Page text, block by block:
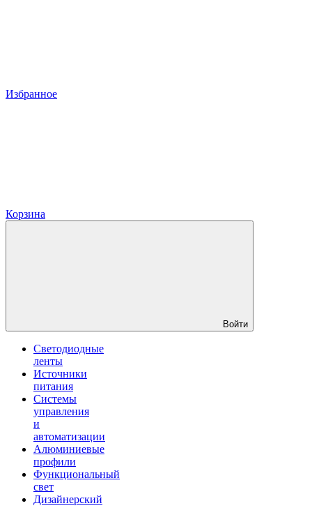
Избранное
Корзина
Войти
Светодиодные
ленты
Источники
питания
Системы
управления
и
автоматизации
Алюминиевые
профили
Функциональный
свет
Дизайнерский